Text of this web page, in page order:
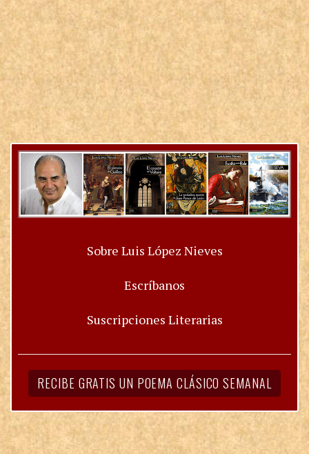
Sobre Luis López Nieves
Escríbanos
Suscripciones Literarias
RECIBE GRATIS UN POEMA CLÁSICO SEMANAL